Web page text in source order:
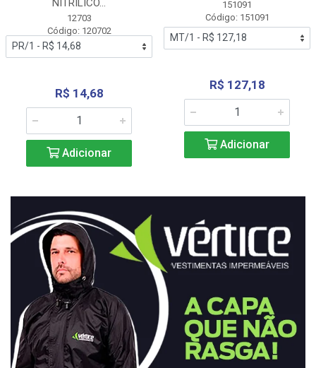
NITRÍLICO...
12703
Código: 120702
R$ 14,68
Adicionar
151091
Código: 151091
R$ 127,18
Adicionar